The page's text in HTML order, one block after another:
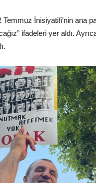
İnisiyatifi’nin ana
ifadeleri yer aldı.